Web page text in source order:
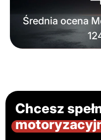
Średnia ocena
Chcesz